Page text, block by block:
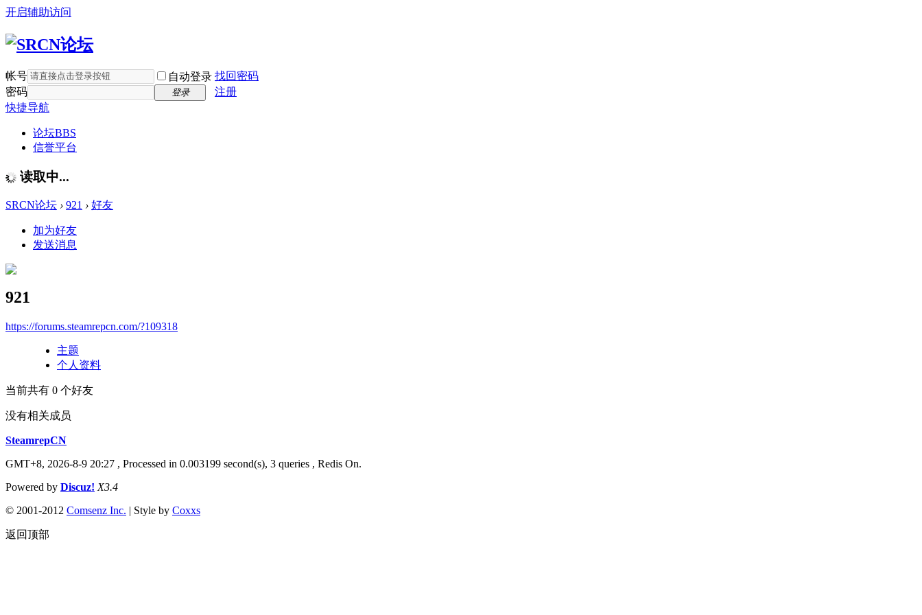
开启辅助访问
帐号 自动登录 找回密码
密码
登录
注册
快捷导航
论坛BBS
信誉平台
读取中...
SRCN论坛 › 921 › 好友
加为好友
发送消息
921
https://forums.steamrepcn.com/?109318
主题
个人资料
当前共有 0 个好友
没有相关成员
SteamrepCN
GMT+8, 2026-8-9 20:27 , Processed in 0.003199 second(s), 3 queries , Redis On.
Powered by Discuz! X3.4
© 2001-2012 Comsenz Inc. | Style by Coxxs
返回顶部